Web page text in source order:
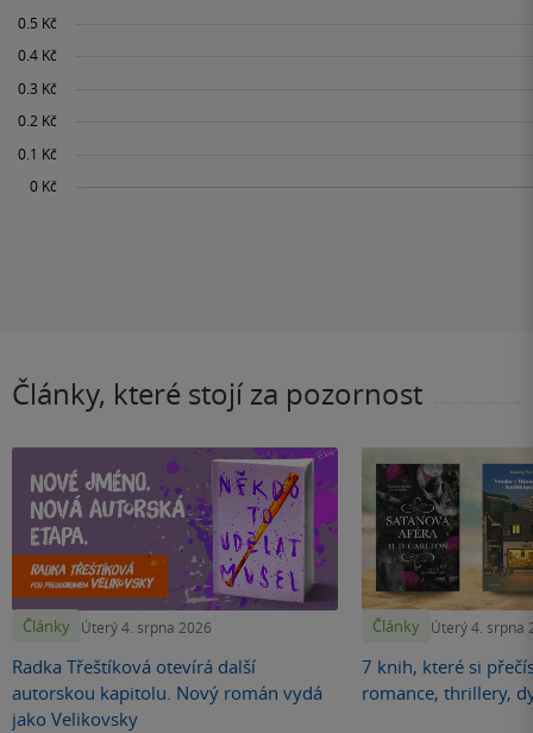
Články, které stojí za pozornost
Články Úterý 4. srpna 2026
Radka Třeštíková otevírá další
autorskou kapitolu. Nový román vydá
jako Velikovsky
Články Úterý 4. srpna
7 knih, které si
romance, thrillery,